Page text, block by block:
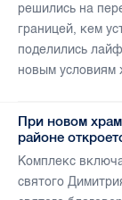
решились на
границей, кем
поделились
новым условиям
При новом
районе
Комплекс
святого